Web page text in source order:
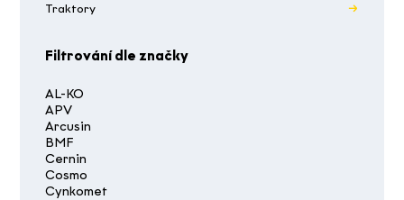
Traktory
Filtrování dle značky
AL-KO
APV
Arcusin
BMF
Cernin
Cosmo
Cynkomet